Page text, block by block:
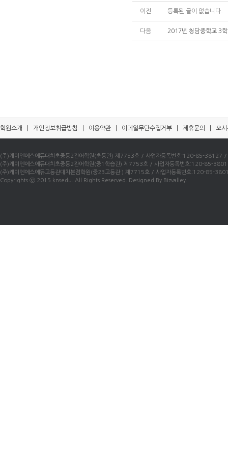
이전 등록된 글이 없습니다.
다음 2017년 청담중학교 3
학원소개 개인정보취급방침 이용약관 이메일무단수집거부 제휴문의 오시
(주)케이엔에스에듀대치초중등2관어학원(초등관) 제7753호 / 사업자등록번호:120-85-
(주)케이엔에스에듀대치초중등2관어학원(중1학습관) 제7753호 / 사업자등록번호:120-85-
(주)케이엔에스에듀고등관대치본점학원(중23고등관 ) 제7715호 / 사업자등록번호:120-
Copyrights ⓒ 2015 knsedu. All Rights Reserved. Designed By Bizvalley.